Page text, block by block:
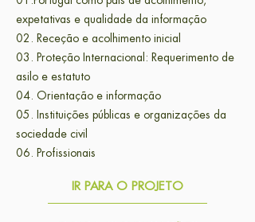
expetativas e qualidade da informação
02. Receção e acolhimento inicial
03. Proteção Internacional: Requerimento de
asilo e estatuto
04. Orientação e informação
05. Instituições públicas e organizações da
sociedade civil
06. Profissionais
IR PARA O PROJETO